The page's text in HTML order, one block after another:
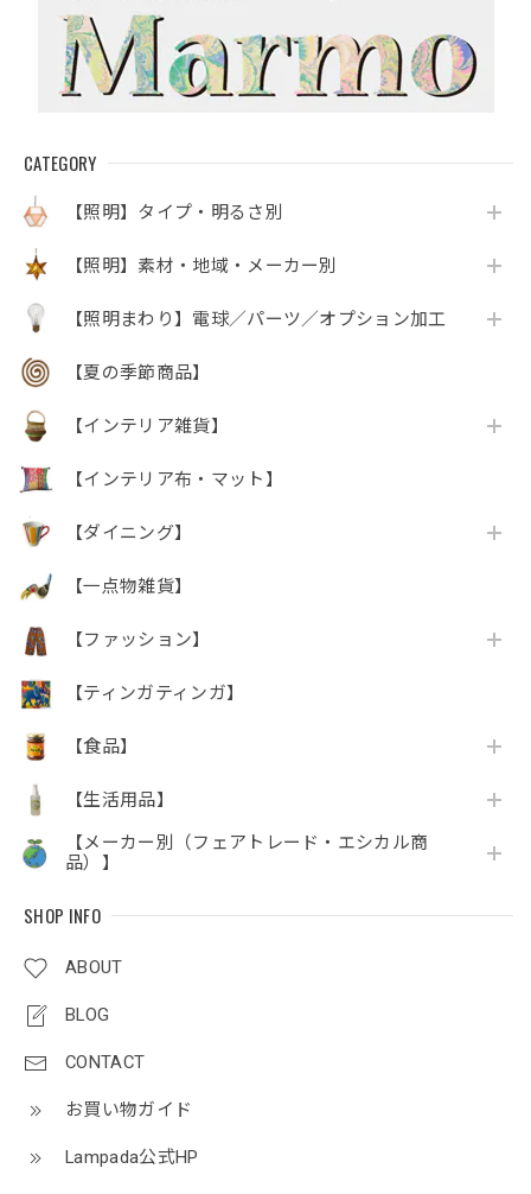
CATEGORY
【照明】タイプ・明るさ別
【照明】素材・地域・メーカー別
【照明まわり】電球／パーツ／オプション加工
【夏の季節商品】
【インテリア雑貨】
【インテリア布・マット】
【ダイニング】
【一点物雑貨】
【ファッション】
【ティンガティンガ】
【食品】
【生活用品】
【メーカー別（フェアトレード・エシカル商
品）】
SHOP INFO
ABOUT
BLOG
CONTACT
お買い物ガイド
Lampada公式HP